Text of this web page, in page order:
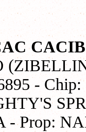
-
- Prop: